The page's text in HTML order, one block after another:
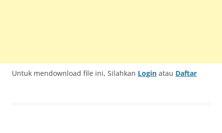
Untuk mendownload file ini, Silahkan Login atau Daftar